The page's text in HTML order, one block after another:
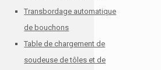
Transbordage automatique
de bouchons
Table de chargement de
soudeuse de tôles et de